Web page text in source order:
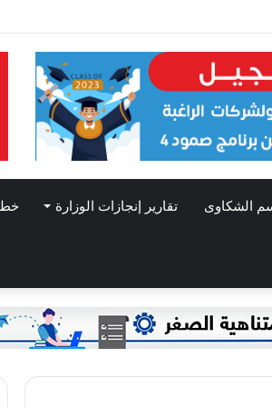
أيار: عيد العمال العالمي
الشكاوى تقارير إنجازات الوزارة